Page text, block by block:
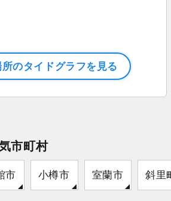
所のタイドグラフを見る
市町村
市 小樽市 室蘭市 斜里